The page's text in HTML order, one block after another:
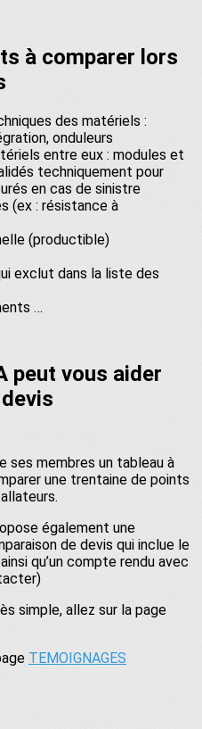
à comparer lors
des matériels :
onduleurs
entre eux : modules et
techniquement pour
en cas de sinistre
(ex : résistance à
(productible)
exclut dans la liste des
…
peut vous aider
ses membres un tableau à
une trentaine de points
également une
de devis qui inclue le
qu’un compte rendu avec
simple, allez sur la page
TEMOIGNAGES